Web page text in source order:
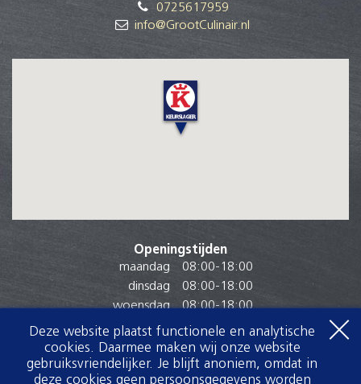
0725617959
info@GrootCulinair.nl
Openingstijden
maandag
08:00-18:00
dinsdag
08:00-18:00
woensdag
08:00-18:00
donderdag
08:00 -
vrijdag
08:00- 18:00
zaterdag
08:00-16:30
Deze website plaatst functionele en analytische
cookies. Daarmee maken wij onze website
gebruiksvriendelijker. Je blijft anoniem, omdat in
deze cookies geen persoonsgegevens worden